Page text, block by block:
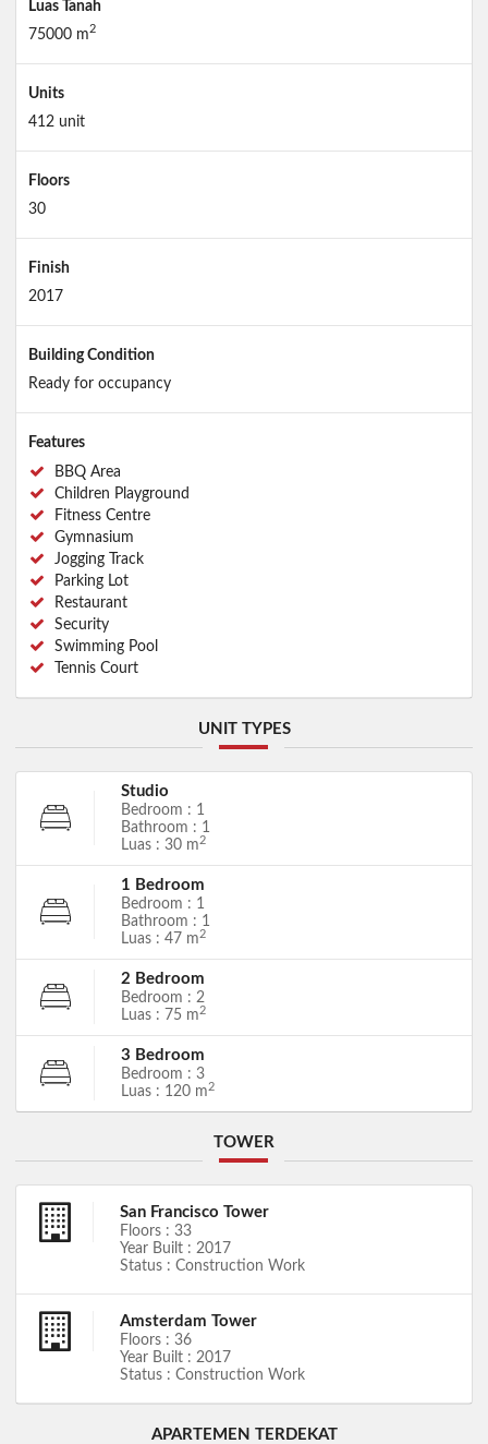
Luas Tanah
75000 m2
Units
412 unit
Floors
30
Finish
2017
Building Condition
Ready for occupancy
Features
BBQ Area
Children Playground
Fitness Centre
Gymnasium
Jogging Track
Parking Lot
Restaurant
Security
Swimming Pool
Tennis Court
UNIT TYPES
Studio
Bedroom : 1
Bathroom : 1
Luas : 30 m2
1 Bedroom
Bedroom : 1
Bathroom : 1
Luas : 47 m2
2 Bedroom
Bedroom : 2
Luas : 75 m 2
3 Bedroom
Bedroom : 3
Luas : 120 m 2
TOWER
San Francisco Tower
Floors : 33
Year Built : 2017
Status : Construction Work
Amsterdam Tower
Floors : 36
Year Built : 2017
Status : Construction Work
APARTEMEN TERDEKAT